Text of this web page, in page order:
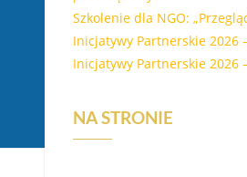
Szkolenie dla NGO:
Inicjatywy Partnerskie 2026
Inicjatywy Partnerskie 2026
NA STRONIE